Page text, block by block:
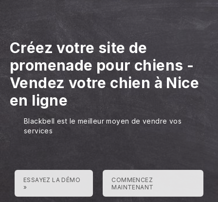
Créez votre site de
promenade pour chiens -
Vendez votre chien à Nice
en ligne
Blackbell est le meilleur moyen de vendre vos
services
ESSAYEZ LA DÉMO
»
COMMENCEZ
MAINTENANT